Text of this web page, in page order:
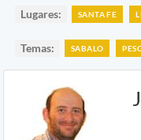
Lugares: SANTA FE
Temas: SABALO